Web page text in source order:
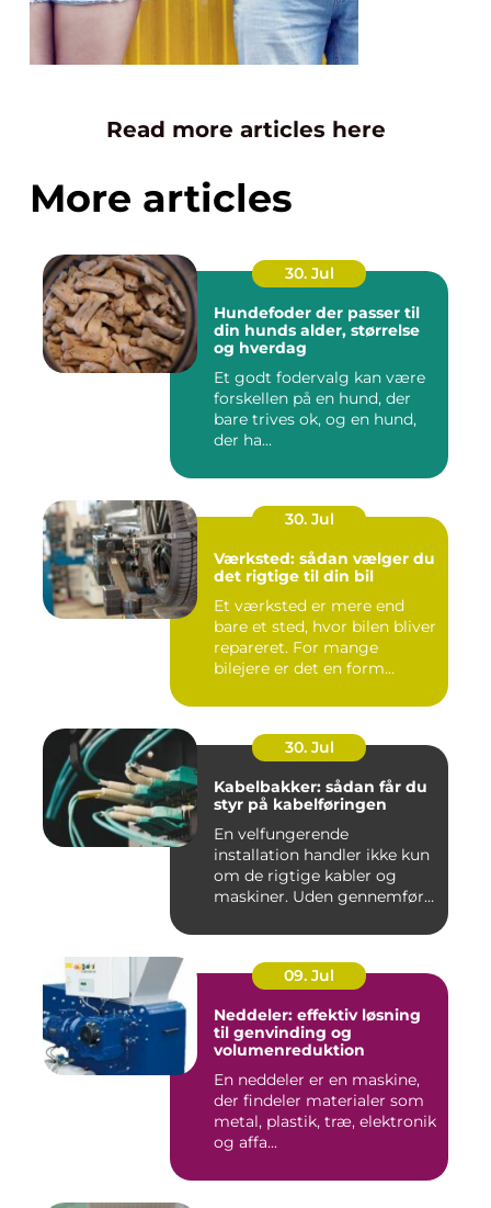
Read more articles here
More articles
30. Jul
Hundefoder der passer til
din hunds alder, størrelse
og hverdag
Et godt fodervalg kan være
forskellen på en hund, der
bare trives ok, og en hund,
der ha...
30. Jul
Værksted: sådan vælger du
det rigtige til din bil
Et værksted er mere end
bare et sted, hvor bilen bliver
repareret. For mange
bilejere er det en form...
30. Jul
Kabelbakker: sådan får du
styr på kabelføringen
En velfungerende
installation handler ikke kun
om de rigtige kabler og
maskiner. Uden gennemført
09. Jul
Neddeler: effektiv løsning
til genvinding og
volumenreduktion
En neddeler er en maskine,
der findeler materialer som
metal, plastik, træ, elektronik
og affa...